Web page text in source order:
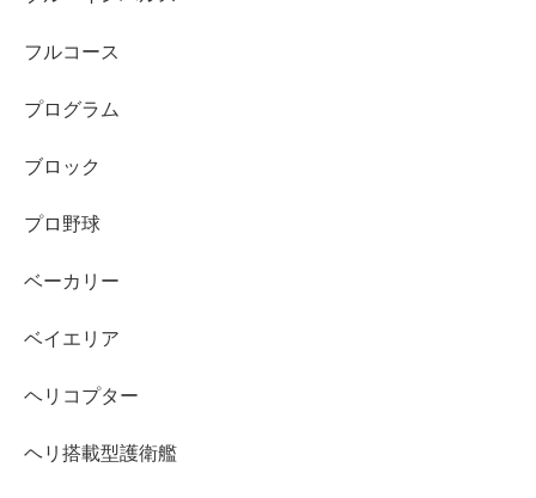
フルコース
プログラム
ブロック
プロ野球
ベーカリー
ベイエリア
ヘリコプター
ヘリ搭載型護衛艦